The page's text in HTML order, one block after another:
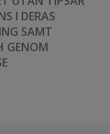
I DERAS
SAMT
GENOM